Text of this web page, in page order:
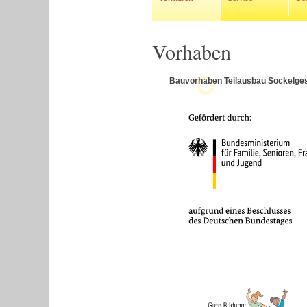
Vorhaben
Bauvorhaben Teilausbau